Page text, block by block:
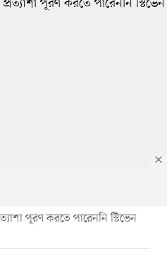
পূরণ করতে পারেননি স্টিভেন